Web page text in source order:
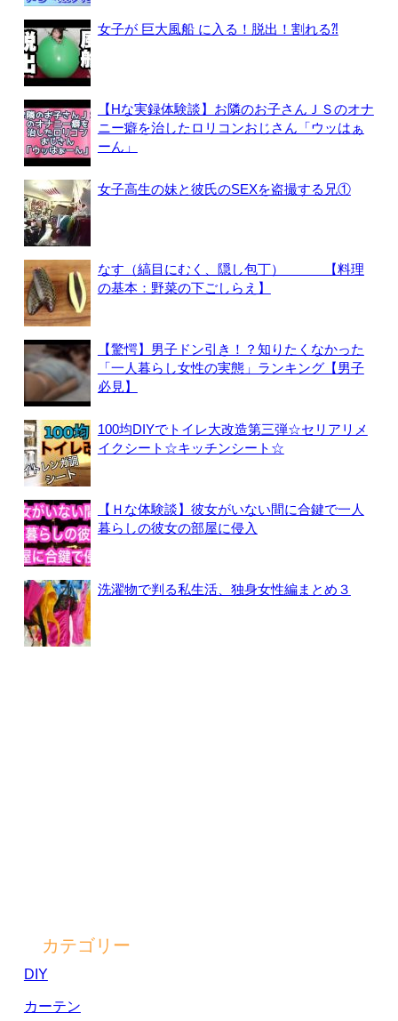
女子が 巨大風船 に入る！脱出！割れる⁈
【Hな実録体験談】お隣のお子さんＪＳのオナ
ニー癖を治したロリコンおじさん「ウッはぁ
ーん」
女子高生の妹と彼氏のSEXを盗撮する兄①
なす（縞目にむく、隠し包丁） 【料理
の基本：野菜の下ごしらえ】
【驚愕】男子ドン引き！？知りたくなかった
「一人暮らし女性の実態」ランキング【男子
必見】
100均DIYでトイレ大改造第三弾☆セリアリメ
イクシート☆キッチンシート☆
【Ｈな体験談】彼女がいない間に合鍵で一人
暮らしの彼女の部屋に侵入
洗濯物で判る私生活、独身女性編まとめ３
カテゴリー
DIY
カーテン